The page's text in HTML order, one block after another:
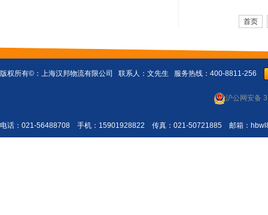
首页
版权所有©： 上海汉邦物流有限公司 联系人：文先生 服务热线：400-8811-256
沪公网安备
电话：021-56488708 手机：15901928822 传真：021-50721885 邮箱：